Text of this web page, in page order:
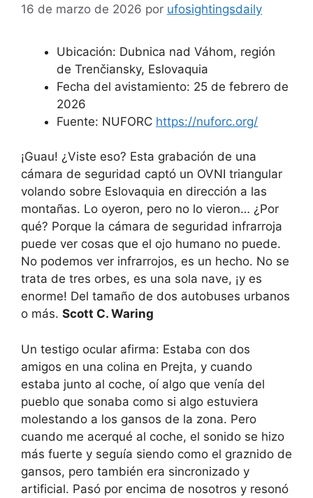
16 de marzo de 2026 por ufosightingsdaily
Ubicación: Dubnica nad Váhom, región
de Trenčiansky, Eslovaquia
Fecha del avistamiento: 25 de febrero de
2026
Fuente: NUFORC https://nuforc.org/
¡Guau! ¿Viste eso? Esta grabación de una
cámara de seguridad captó un OVNI triangular
volando sobre Eslovaquia en dirección a las
montañas. Lo oyeron, pero no lo vieron… ¿Por
qué? Porque la cámara de seguridad infrarroja
puede ver cosas que el ojo humano no puede.
No podemos ver infrarrojos, es un hecho. No se
trata de tres orbes, es una sola nave, ¡y es
enorme! Del tamaño de dos autobuses urbanos
o más. Scott C. Waring
Un testigo ocular afirma: Estaba con dos
amigos en una colina en Prejta, y cuando
estaba junto al coche, oí algo que venía del
pueblo que sonaba como si algo estuviera
molestando a los gansos de la zona. Pero
cuando me acerqué al coche, el sonido se hizo
más fuerte y seguía siendo como el graznido de
gansos, pero también era sincronizado y
artificial. Pasó por encima de nosotros y resonó